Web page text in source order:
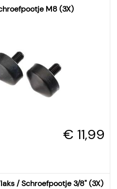
M8 (3X)
€ 11,99
/ Schroefpootje 3/8" (3X)